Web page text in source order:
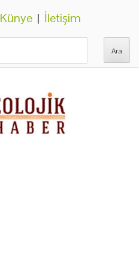
Künye | İletişim